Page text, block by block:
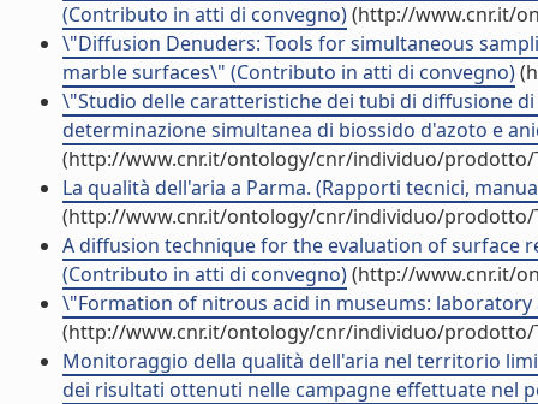
(Contributo in atti di convegno)(http://www.cnr.it/
\"Diffusion Denuders: Tools for simultaneous
marble surfaces\" (Contributo in atti di convegno)
\"Studio delle caratteristiche dei tubi di diffusione
determinazione simultanea di biossido d'azoto e
(http://www.cnr.it/ontology/cnr/individuo/prodotto/
La qualità dell'aria a Parma. (Rapporti tecnici,
(http://www.cnr.it/ontology/cnr/individuo/prodotto/
A diffusion technique for the evaluation of surface
(Contributo in atti di convegno)(http://www.cnr.it/
\"Formation of nitrous acid in museums:
(http://www.cnr.it/ontology/cnr/individuo/prodotto/
Monitoraggio della qualità dell'aria nel territorio
dei risultati ottenuti nelle campagne effettuate nel